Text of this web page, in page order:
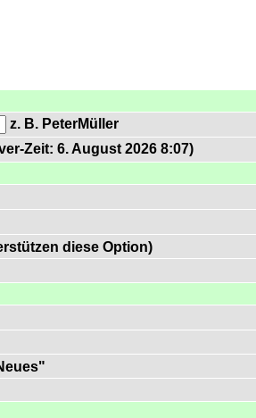
z. B. PeterMüller
Zeit: 6. August 2026 8:07)
diese Option)